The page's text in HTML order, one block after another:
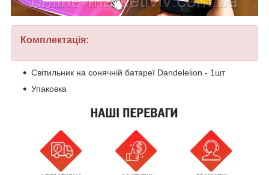
Комплектація:
Світильник на сонячній батареї Dandelelion - 1шт
Упаковка